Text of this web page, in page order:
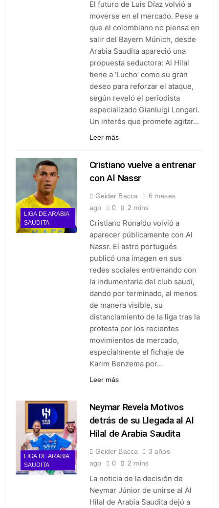
goleó 7-0 a Boyacá Chicó y es
líder de la Liga BetPlay
1 Semana Ago
Vuelve la Premier League:
arranca el 21 de agosto con el
Arsenal campeón abriendo
ante el Coventry
1 Semana Ago
Escándalo en Montería: el
debut de Nacional se suspendió
por disturbios cuando ganaba
3-0 a Jaguares
1 Semana Ago
El futuro de Luis Díaz volvió a
moverse en el mercado. Pese a
que el colombiano no piensa en
salir del Bayern Múnich, desde
Arabia Saudita apareció una
propuesta seductora: Al Hilal
tiene a ‘Lucho’ como su gran
deseo para reforzar el ataque,
según reveló el periodista
especializado Gianluigi Longari.
Un interés que promete agitar…
Leer más
LIGA DE ARABIA
SAUDITA
Cristiano vuelve a entrenar
con Al Nassr
Geider Bacca
6 meses
ago
0 2 mins
Cristiano Ronaldo volvió a
aparecer públicamente con Al
Nassr. El astro portugués
publicó una imagen en sus
redes sociales entrenando con
la indumentaria del club saudí,
dando por terminado, al menos
de manera visible, su
distanciamiento de la liga tras la
protesta por los recientes
movimientos de mercado,
especialmente el fichaje de
Karim Benzema por…
Leer más
LIGA DE ARABIA
SAUDITA
Neymar Revela Motivos
detrás de su Llegada al Al
Hilal de Arabia Saudita
Geider Bacca
3 años
ago
0 2 mins
La noticia de la decisión de
Neymar Júnior de unirse al Al
Hilal de Arabia Saudita dejó a